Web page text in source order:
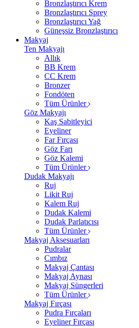
Bronzlaştırıcı Krem
Bronzlaştırıcı Sprey
Bronzlaştırıcı Yağ
Güneşsiz Bronzlaştırıcı
Makyaj
Ten Makyajı
Allık
BB Krem
CC Krem
Bronzer
Fondöten
Tüm Ürünler
Göz Makyajı
Kaş Sabitleyici
Eyeliner
Far Fırçası
Göz Farı
Göz Kalemi
Tüm Ürünler
Dudak Makyajı
Ruj
Likit Ruj
Kalem Ruj
Dudak Kalemi
Dudak Parlatıcısı
Tüm Ürünler
Makyaj Aksesuarları
Pudralar
Cımbız
Makyaj Çantası
Makyaj Aynası
Makyaj Süngerleri
Tüm Ürünler
Makyaj Fırçası
Pudra Fırçaları
Eyeliner Fırçası